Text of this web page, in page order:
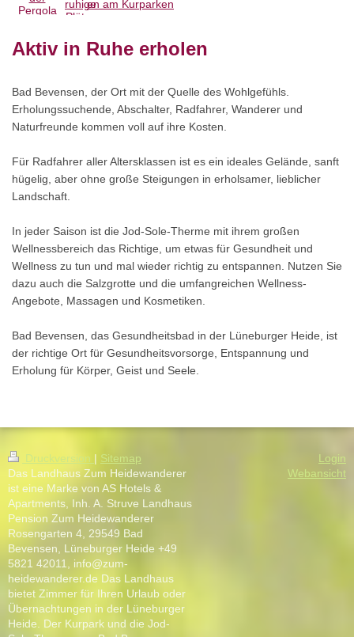
Aktiv in Ruhe erholen
Bad Bevensen, der Ort mit der Quelle des Wohlgefühls.
Erholungssuchende, Abschalter, Radfahrer, Wanderer und
Naturfreunde kommen voll auf ihre Kosten.
Für Radfahrer aller Altersklassen ist es ein ideales Gelände, sanft
hügelig, aber ohne große Steigungen in erholsamer, lieblicher
Landschaft.
In jeder Saison ist die Jod-Sole-Therme mit ihrem großen
Wellnessbereich das Richtige, um etwas für Gesundheit und
Wellness zu tun und mal wieder richtig zu entspannen. Nutzen Sie
dazu auch die Salzgrotte und die umfangreichen Wellness-
Angebote, Massagen und Kosmetiken.
Bad Bevensen, das Gesundheitsbad in der Lüneburger Heide, ist
der richtige Ort für Gesundheitsvorsorge, Entspannung und
Erholung für Körper, Geist und Seele.
Druckversion | Sitemap
Das Landhaus Zum Heidewanderer
ist eine Marke von AS Hotels &
Apartments, Inh. A. Struve Landhaus
Pension Zum Heidewanderer
Rosengarten 4, 29549 Bad
Bevensen, Lüneburger Heide +49
5821 42011, info@zum-
heidewanderer.de Das Landhaus
bietet Zimmer für Ihren Urlaub oder
Übernachtungen in der Lüneburger
Heide. Der Kurpark und die Jod-
Login
Webansicht